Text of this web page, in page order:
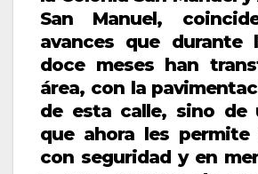
San Manuel,
avances que durante
doce meses han
área, con la
de esta calle, sino de
que ahora les permite
con seguridad y en